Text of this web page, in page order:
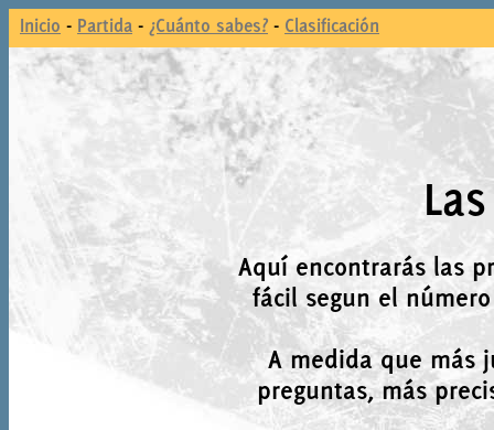
Inicio - Partida - ¿Cuánto sabes? - Clasificación
Aquí encontrarás las
fácil segun el
A medida que más
preguntas, más